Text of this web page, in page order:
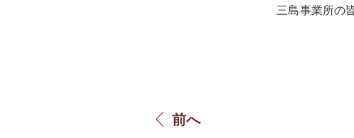
三島事業所の
前へ